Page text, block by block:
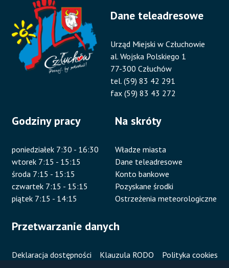
Dane teleadresowe
Urząd Miejski w Człuchowie
al. Wojska Polskiego 1
77-300 Człuchów
tel. (59) 83 42 291
fax (59) 83 43 272
Godziny pracy
poniedziałek 7:30 - 16:30
wtorek 7:15 - 15:15
środa 7:15 - 15:15
czwartek 7:15 - 15:15
piątek 7:15 - 14:15
Na skróty
Władze miasta
Dane teleadresowe
Konto bankowe
Pozyskane środki
Ostrzeżenia meteorologiczne
Przetwarzanie danych
Deklaracja dostępności Klauzula RODO Polityka cookies